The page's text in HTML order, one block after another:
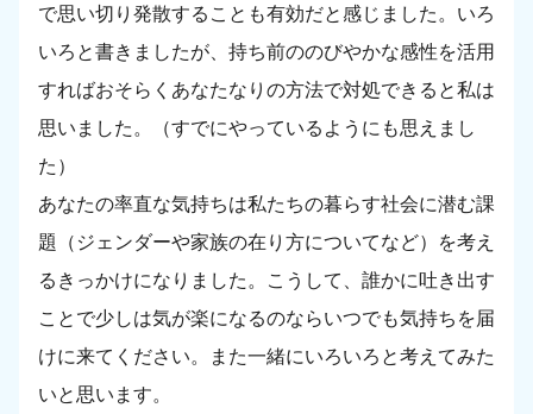
で思い切り発散することも有効だと感じました。いろ
いろと書きましたが、持ち前ののびやかな感性を活用
すればおそらくあなたなりの方法で対処できると私は
思いました。（すでにやっているようにも思えまし
た）
あなたの率直な気持ちは私たちの暮らす社会に潜む課
題（ジェンダーや家族の在り方についてなど）を考え
るきっかけになりました。こうして、誰かに吐き出す
ことで少しは気が楽になるのならいつでも気持ちを届
けに来てください。また一緒にいろいろと考えてみた
いと思います。